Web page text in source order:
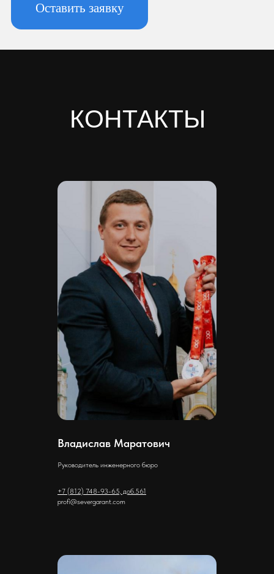
Владислав Маратович
Руководитель инженерного бюро
+7 (812) 748-93-65, доб.561
profi@severgarant.com
Новоизмайловское, пл. Конституции, д.
3, к. 2, литера А, помещ. 135-Н офис А-1,
комната 2
Кор/счет 30101810745374525104